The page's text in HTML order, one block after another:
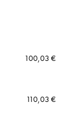
100,03 €
110,03 €